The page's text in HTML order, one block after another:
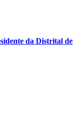
da Distrital de